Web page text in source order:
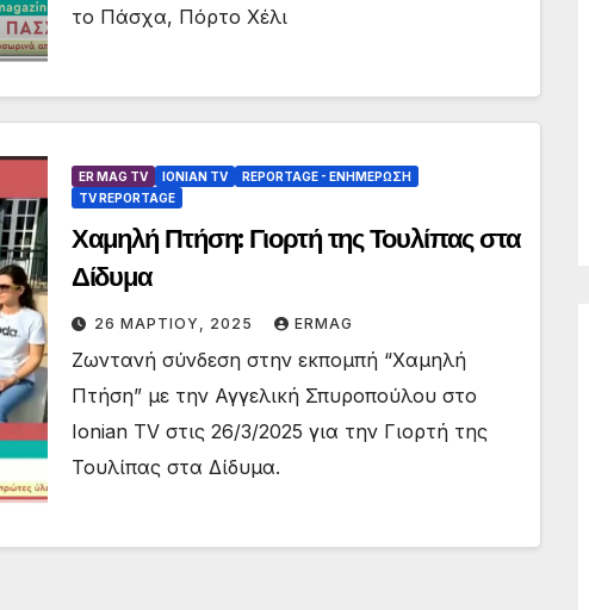
το Πάσχα, Πόρτο Χέλι
ER MAG TV IONIAN TV
REPORTAGE - EΝΗΜΈΡΩΣΗ
TV REPORTAGE
Χαμηλή Πτήση: Γιορτή της Τουλίπας στα
Δίδυμα
26 ΜΑΡΤΊΟΥ, 2025 ERMAG
Ζωντανή σύνδεση στην εκπομπή “Χαμηλή
Πτήση” με την Αγγελική Σπυροπούλου στο
Ionian TV στις 26/3/2025 για την Γιορτή της
Τουλίπας στα Δίδυμα.